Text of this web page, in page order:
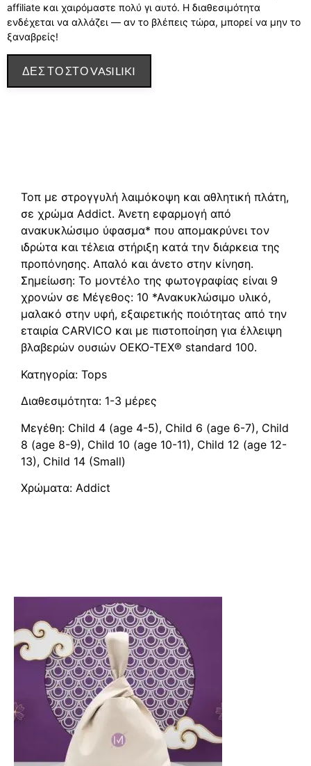
affiliate και χαιρόμαστε πολύ γι αυτό. Η διαθεσιμότητα
ενδέχεται να αλλάζει — αν το βλέπεις τώρα, μπορεί να μην το
ξαναβρείς!
ΔΕΣ ΤΟ ΣΤΟ VASILIKI
Τοπ με στρογγυλή λαιμόκοψη και αθλητική πλάτη,
σε χρώμα Addict. Άνετη εφαρμογή από
ανακυκλώσιμο ύφασμα* που απομακρύνει τον
ιδρώτα και τέλεια στήριξη κατά την διάρκεια της
προπόνησης. Απαλό και άνετο στην κίνηση.
Σημείωση: Το μοντέλο της φωτογραφίας είναι 9
χρονών σε Μέγεθος: 10 *Ανακυκλώσιμο υλικό,
μαλακό στην υφή, εξαιρετικής ποιότητας από την
εταιρία CARVICO και με πιστοποίηση για έλλειψη
βλαβερών ουσιών OEKO-TEX® standard 100.
Κατηγορία: Tops
Διαθεσιμότητα: 1-3 μέρες
Μεγέθη: Child 4 (age 4-5), Child 6 (age 6-7), Child
8 (age 8-9), Child 10 (age 10-11), Child 12 (age 12-
13), Child 14 (Small)
Χρώματα: Addict